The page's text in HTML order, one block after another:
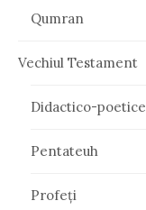
Qumran
Vechiul Testament
Didactico-poetice
Pentateuh
Profeți